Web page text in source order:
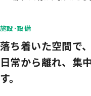
施設･設備
落ち着いた空間で、
日常から離れ、集
す。